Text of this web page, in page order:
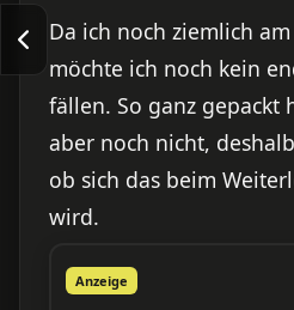
Da ich noch ziemlich
möchte ich noch kein
fällen. So ganz gepackt
aber noch nicht,
ob sich das beim
wird.
Anzeige